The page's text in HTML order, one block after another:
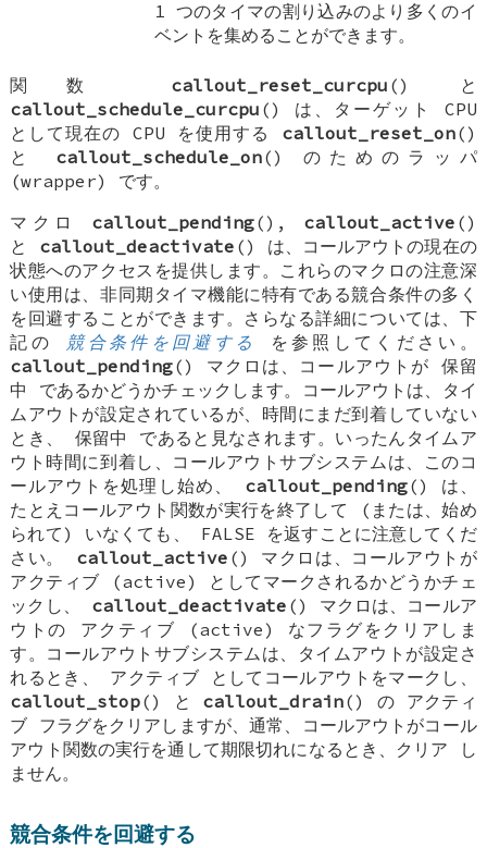
1 つのタイマの割り込みのより多くのイ
ベントを集めることができます。
関数 callout_reset_curcpu () と
callout_schedule_curcpu () は、ターゲット CPU
として現在の CPU を使用する callout_reset_on()
と callout_schedule_on() のためのラッパ
(wrapper) です。
マクロ callout_pending(), callout_active ()
と callout_deactivate () は、コールアウトの現在の
状態へのアクセスを提供します。これらのマクロの注意深
い使用は、非同期タイマ機能に特有である競合条件の多く
を回避することができます。さらなる詳細については、下
記の 競合条件を回避する
を参照してください。
callout_pending() マクロは、コールアウトが 保留
中
であるかどうかチェックします。コールアウトは、タイ
ムアウトが設定されているが、時間にまだ到着していない
とき、 保留中
であると見なされます。いったんタイムア
ウト時間に到着し、コールアウトサブシステムは、このコ
ールアウトを処理し始め、 callout_pending() は、
たとえコールアウト関数が実行を終了して (または、始め
られて) いなくても、 FALSE を返すことに注意してくだ
さい。 callout_active () マクロは、コールアウトが
アクティブ (active) としてマークされるかどうかチェ
ックし、 callout_deactivate () マクロは、コールア
ウトの アクティブ (active) なフラグをクリアしま
す。コールアウトサブシステムは、タイムアウトが設定さ
れるとき、 アクティブ としてコールアウトをマークし、
callout_stop() と callout_drain() の アクティ
ブ フラグをクリアしますが、通常、コールアウトがコール
アウト関数の実行を通して期限切れになるとき、クリア
し
ません。
競合条件を回避する